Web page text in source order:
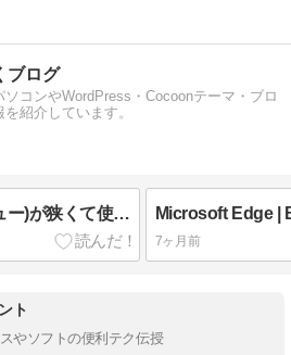
ブログ
ソコンやWordPress・Cocoonテーマ・ブロ
紹介しています。
Outlook 新リボン(メニュー)が狭くて使いにくい｜広いクラシックリボンに戻す方法
7ヶ月前
ト
やソフトの便利テク伝授